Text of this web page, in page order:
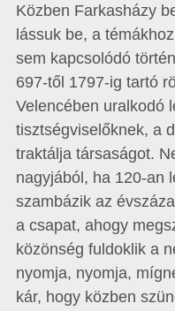
Közben Farkasházy
lássuk be, a
sem kapcsolódó
697-től 1797-ig tartó
Velencében uralkodó
tisztségviselőknek, a
traktálja társaságot.
nagyjából, ha 120-an
szambázik az
a csapat, ahogy
közönség fuldoklik a
nyomja, nyomja,
kár, hogy közben